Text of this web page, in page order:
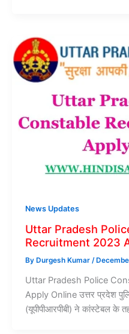
News Updates
Uttar Pradesh
Recruitment 2023
By Durgesh Kumar /
Uttar Pradesh Police
Apply Online उत्तर प्रदेश पुलिस
(यूपीपीआरपीबी) ने कांस्टेबल के